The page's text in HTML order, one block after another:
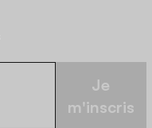
Je
m'inscris